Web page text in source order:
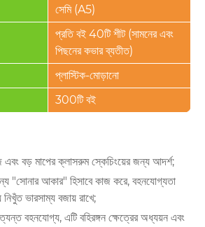
সেমি (A5)
প্রতি বই 40টি শীট (সামনের এবং
পিছনের কভার ব্যতীত)
প্লাস্টিক-মোড়ানো
300টি বই
বড় মাপের ক্লাসরুম স্কেচিংয়ের জন্য আদর্শ;
"সোনার আকার" হিসাবে কাজ করে, বহনযোগ্যতা
ভারসাম্য বজায় রাখে;
বহনযোগ্য, এটি বহিরঙ্গন ক্ষেত্রের অধ্যয়ন এবং